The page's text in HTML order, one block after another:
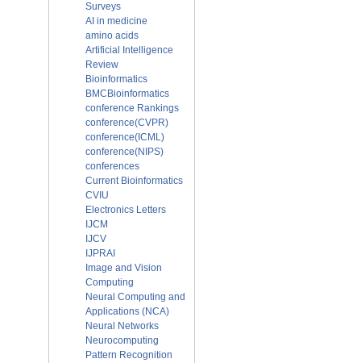
Surveys
AI in medicine
amino acids
Artificial Intelligence
Review
Bioinformatics
BMCBioinformatics
conference Rankings
conference(CVPR)
conference(ICML)
conference(NIPS)
conferences
Current Bioinformatics
CVIU
Electronics Letters
IJCM
IJCV
IJPRAI
Image and Vision
Computing
Neural Computing and
Applications (NCA)
Neural Networks
Neurocomputing
Pattern Recognition